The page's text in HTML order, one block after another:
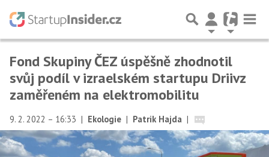
Fond Skupiny ČEZ úspěšně zhodnotil
svůj podíl v izraelském startupu Driivz
zaměřeném na elektromobilitu
9. 2. 2022 – 16:33 | Ekologie | Patrik Hajda |